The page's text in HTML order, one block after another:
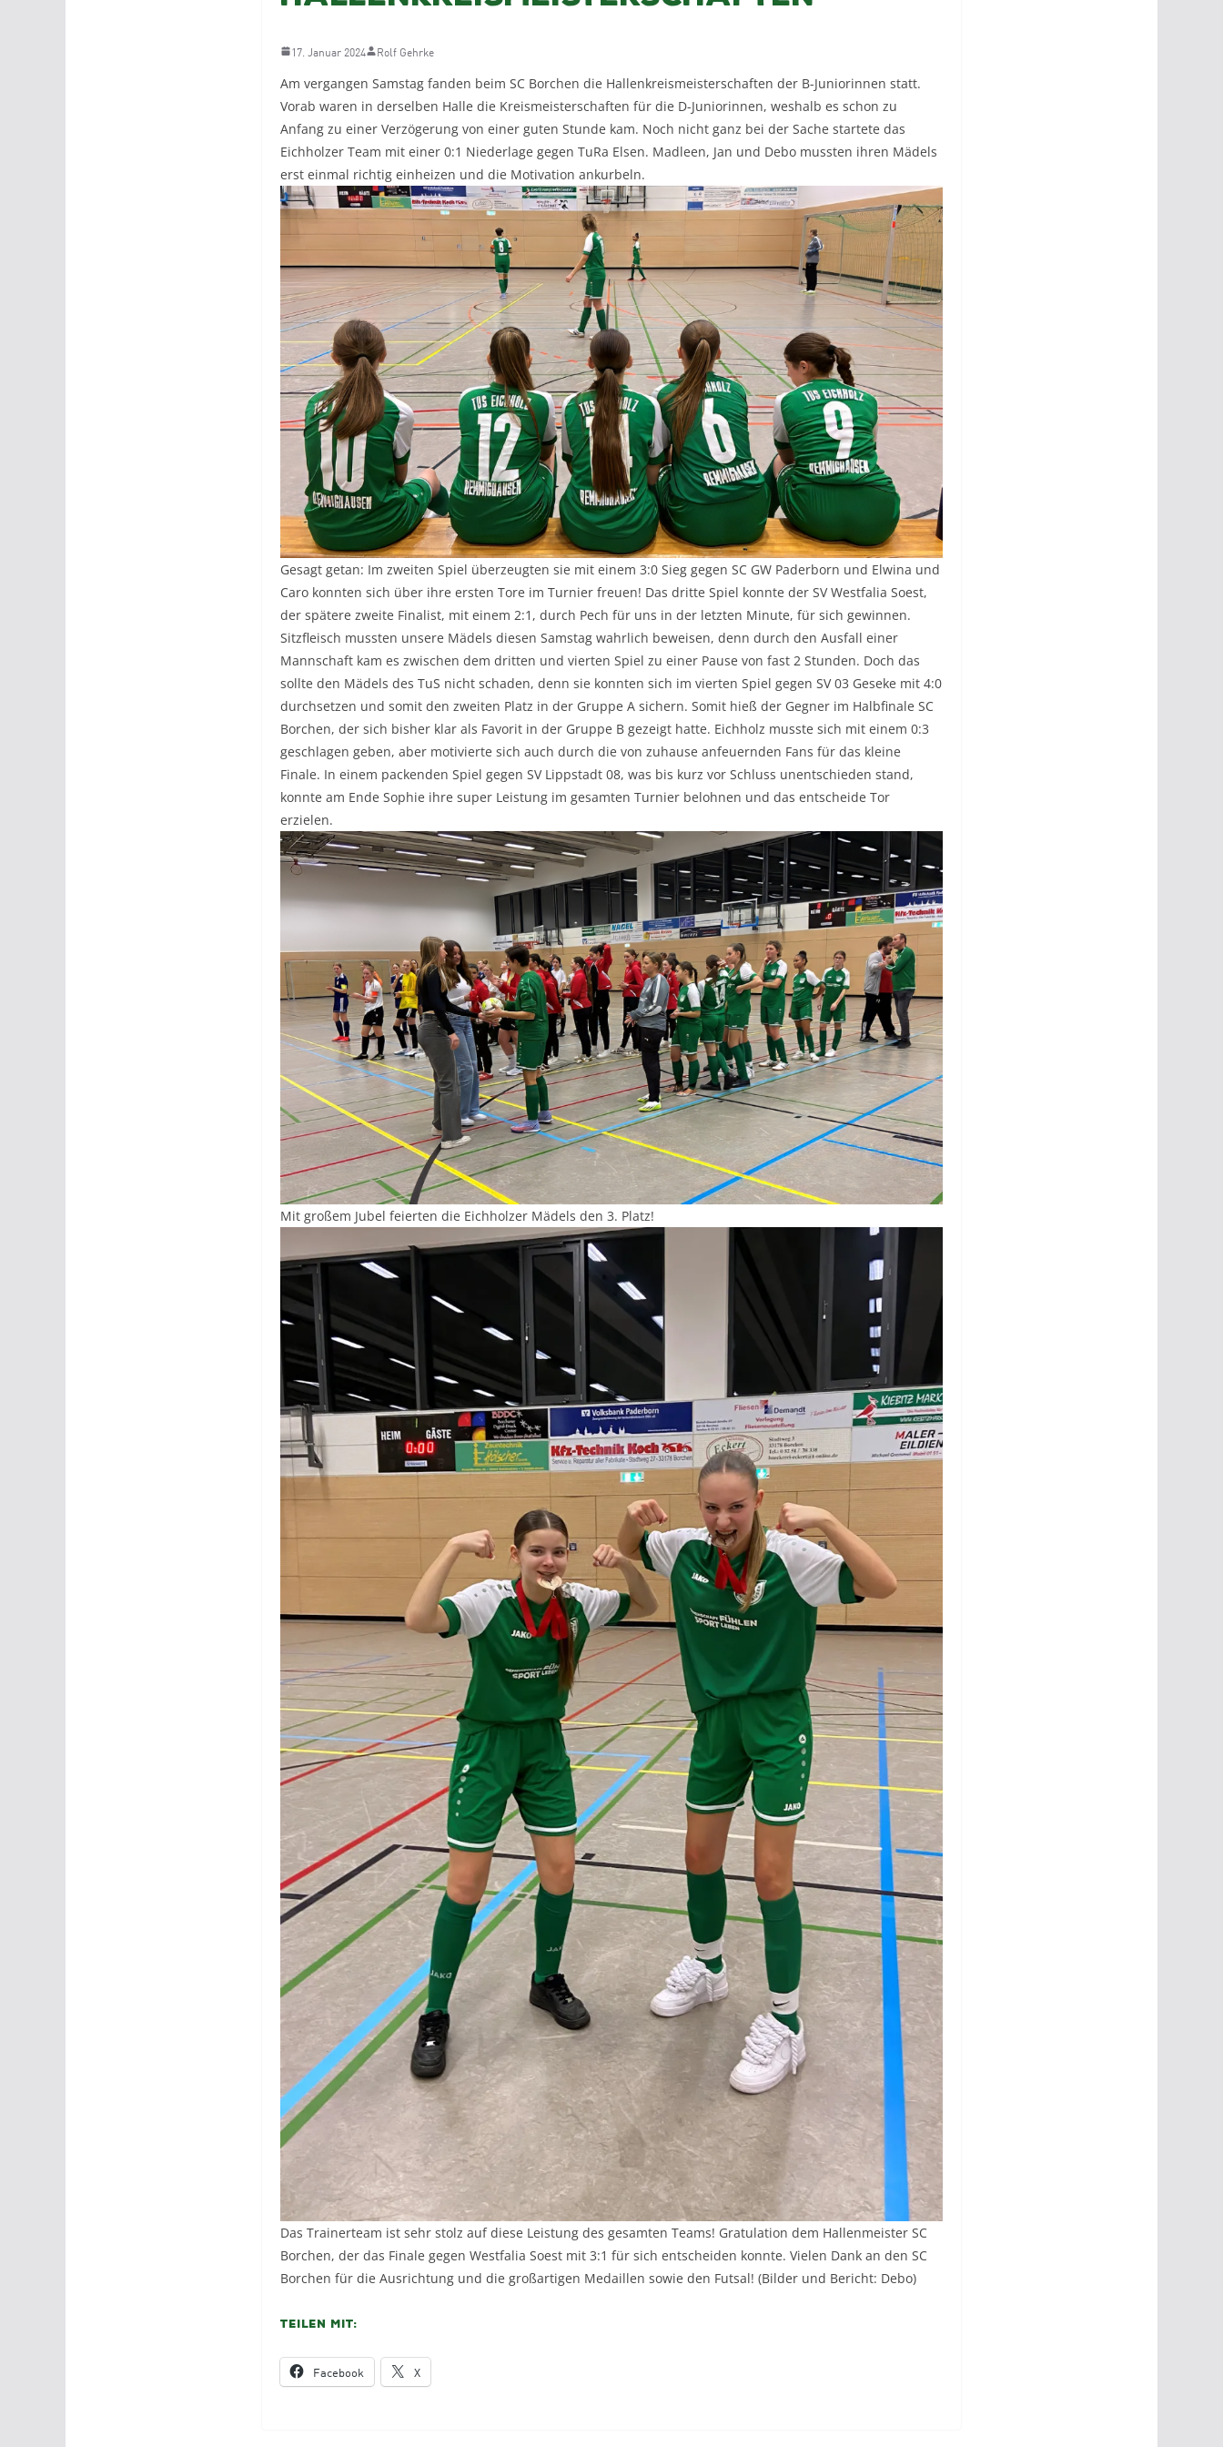
17. Januar 2024 Rolf Gehrke
Am vergangen Samstag fanden beim SC Borchen die Hallenkreismeisterschaften der B-Juniorinnen statt.
Vorab waren in derselben Halle die Kreismeisterschaften für die D-Juniorinnen, weshalb es schon zu
Anfang zu einer Verzögerung von einer guten Stunde kam. Noch nicht ganz bei der Sache startete das
Eichholzer Team mit einer 0:1 Niederlage gegen TuRa Elsen. Madleen, Jan und Debo mussten ihren Mädels
erst einmal richtig einheizen und die Motivation ankurbeln.
Gesagt getan: Im zweiten Spiel überzeugten sie mit einem 3:0 Sieg gegen SC GW Paderborn und Elwina und
Caro konnten sich über ihre ersten Tore im Turnier freuen! Das dritte Spiel konnte der SV Westfalia Soest,
der spätere zweite Finalist, mit einem 2:1, durch Pech für uns in der letzten Minute, für sich gewinnen.
Sitzfleisch mussten unsere Mädels diesen Samstag wahrlich beweisen, denn durch den Ausfall einer
Mannschaft kam es zwischen dem dritten und vierten Spiel zu einer Pause von fast 2 Stunden. Doch das
sollte den Mädels des TuS nicht schaden, denn sie konnten sich im vierten Spiel gegen SV 03 Geseke mit 4:0
durchsetzen und somit den zweiten Platz in der Gruppe A sichern. Somit hieß der Gegner im Halbfinale SC
Borchen, der sich bisher klar als Favorit in der Gruppe B gezeigt hatte. Eichholz musste sich mit einem 0:3
geschlagen geben, aber motivierte sich auch durch die von zuhause anfeuernden Fans für das kleine
Finale. In einem packenden Spiel gegen SV Lippstadt 08, was bis kurz vor Schluss unentschieden stand,
konnte am Ende Sophie ihre super Leistung im gesamten Turnier belohnen und das entscheide Tor
erzielen.
Mit großem Jubel feierten die Eichholzer Mädels den 3. Platz!
Das Trainerteam ist sehr stolz auf diese Leistung des gesamten Teams! Gratulation dem Hallenmeister SC
Borchen, der das Finale gegen Westfalia Soest mit 3:1 für sich entscheiden konnte. Vielen Dank an den SC
Borchen für die Ausrichtung und die großartigen Medaillen sowie den Futsal! (Bilder und Bericht: Debo)
Teilen mit:
Facebook X